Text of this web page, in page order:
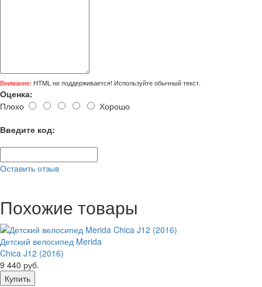
Внимание: HTML не поддерживается! Используйте обычный текст.
Оценка:
Плохо
Хорошо
Введите код:
Оставить отзыв
Похожие товары
Детский велосипед Merida
Chica J12 (2016)
9 440 руб.